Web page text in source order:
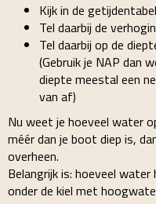
Kijk in de
Tel daarbij de
Tel daarbij op de
(Gebruik je NAP dan
diepte meestal een
van af)
Nu weet je hoeveel water
méér dan je boot diep is,
overheen.
Belangrijk is: hoeveel
onder de kiel met